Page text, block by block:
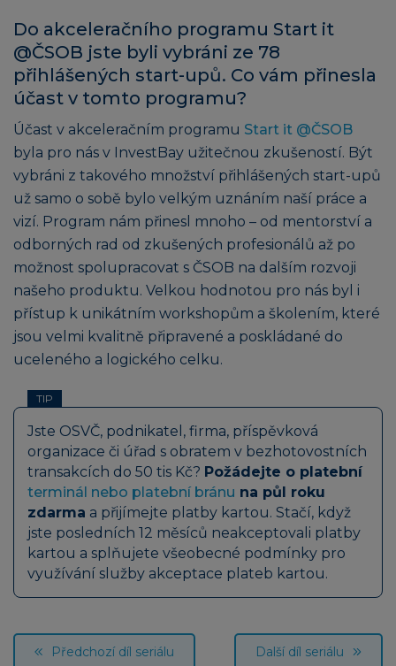
Do akceleračního programu Start it
@ČSOB jste byli vybráni ze 78
přihlášených start-upů. Co vám přinesla
účast v tomto programu?
Účast v akceleračním programu Start it @ČSOB
byla pro nás v InvestBay užitečnou zkušeností. Být
vybráni z takového množství přihlášených start-upů
už samo o sobě bylo velkým uznáním naší práce a
vizí. Program nám přinesl mnoho – od mentorství a
odborných rad od zkušených profesionálů až po
možnost spolupracovat s ČSOB na dalším rozvoji
našeho produktu. Velkou hodnotou pro nás byl i
přístup k unikátním workshopům a školením, které
jsou velmi kvalitně připravené a poskládané do
uceleného a logického celku.
TIP
Jste OSVČ, podnikatel, firma, příspěvková
organizace či úřad s obratem v bezhotovostních
transakcích do 50 tis Kč? Požádejte o platební
terminál nebo platební bránu na půl roku
zdarma a přijímejte platby kartou. Stačí, když
jste posledních 12 měsíců neakceptovali platby
kartou a splňujete všeobecné podmínky pro
využívání služby akceptace plateb kartou.
Předchozí díl seriálu Další díl seriálu